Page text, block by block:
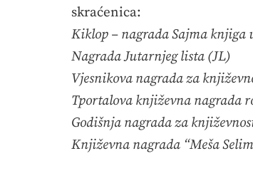
skraćenica:
Kiklop – nagrada Sajma knjiga
Nagrada Jutarnjeg lista (JL)
Vjesnikova nagrada za
Tportalova književna nagrada
Godišnja nagrada za
Književna nagrada “Meša